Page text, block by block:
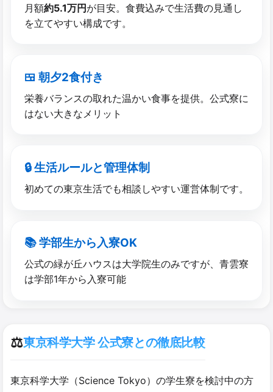
月額約5.1万円が目安。食費込みで生活費の見通し
を立てやすい構成です。
🍱 朝夕2食付き
栄養バランスの取れた温かい食事を提供。公式寮に
はない大きなメリット
🔒 生活ルールと​管理体制
初めての東京生活でも相談しやすい運営体制です。
📚 学部​生から​入寮OK
公式の緑が丘ハウスは大学院生のみですが、青雲寮
は学部1年から入寮可能
⚖️東京科学大学 公式寮との徹底比較
東京科学大学（Science Tokyo）の学生寮を検討中の方